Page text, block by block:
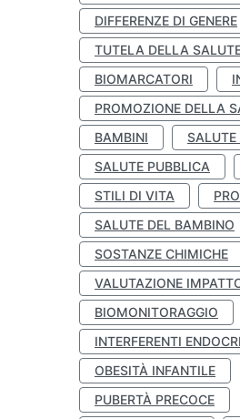
DIFFERENZE DI GENERE
TUTELA DELLA
BIOMARCATORI
PROMOZIONE DELLA
BAMBINI
SALUTE PUBBLICA
STILI DI VITA
SALUTE DEL BAMBINO
SOSTANZE CHIMICHE
VALUTAZIONE
BIOMONITORAGGIO
INTERFERENTI
OBESITÀ INFANTILE
PUBERTÀ PRECOCE